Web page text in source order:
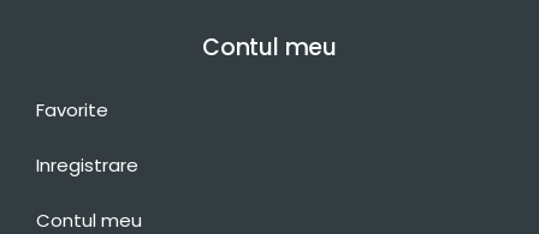
Contul meu
Favorite
Inregistrare
Contul meu